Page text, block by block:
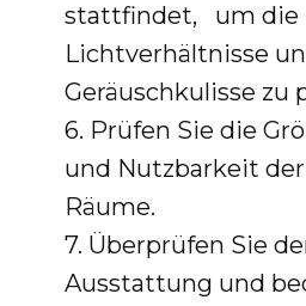
stattfindet, um die
Lichtverhältnisse
Geräuschkulisse zu
6. Prüfen Sie die
und Nutzbarkeit
Räume.
7. Überprüfen Sie
Ausstattung und